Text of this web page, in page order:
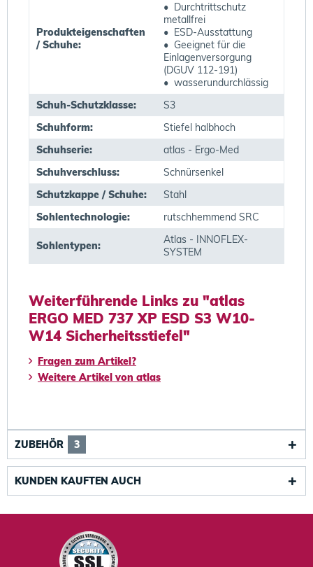
Produkteigenschaften
/ Schuhe:
• Durchtrittschutz
metallfrei
• ESD-Ausstattung
• Geeignet für die
Einlagenversorgung
(DGUV 112-191)
• wasserundurchlässig
Schuh-Schutzklasse:
S3
Schuhform:
Stiefel halbhoch
Schuhserie:
atlas - Ergo-Med
Schuhverschluss:
Schnürsenkel
Schutzkappe / Schuhe:
Stahl
Sohlentechnologie:
rutschhemmend SRC
Sohlentypen:
Atlas - INNOFLEX-
SYSTEM
Weiterführende Links zu "atlas
ERGO MED 737 XP ESD S3 W10-
W14 Sicherheitsstiefel"
Fragen zum Artikel?
Weitere Artikel von atlas
ZUBEHÖR 3
KUNDEN KAUFTEN AUCH